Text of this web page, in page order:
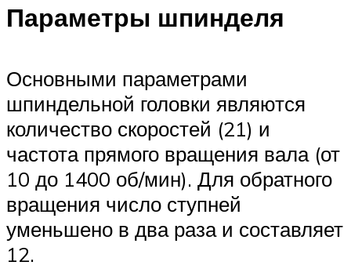
Параметры шпинделя
Основными параметрами
шпиндельной головки являются
количество скоростей (21) и
частота прямого вращения вала (от
10 до 1400 об/мин). Для обратного
вращения число ступней
уменьшено в два раза и составляет
12.